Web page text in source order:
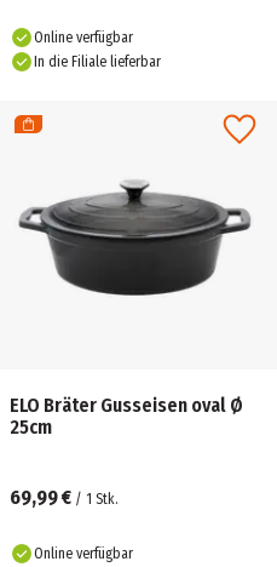
Online verfügbar
In die Filiale lieferbar
ELO Bräter Gusseisen oval Ø
25cm
69,99 € / 1 Stk.
Online verfügbar